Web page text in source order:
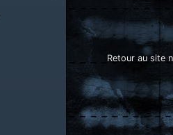
Retour au site